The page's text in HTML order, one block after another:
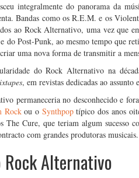
integralmente do panorama da
Bandas como os R.E.M. e os
ao Rock Alternativo, uma vez que
e do Post-Punk, ao mesmo tempo que
uma nova forma de transmitir a
do Rock Alternativo na
, em revistas dedicadas ao assunto
permaneceria no desconhecido e
Rockou o Synthpoptípico dos anos
The Cure, que teriam algum sucesso
com grandes produtoras musicais.
Rock Alternativo